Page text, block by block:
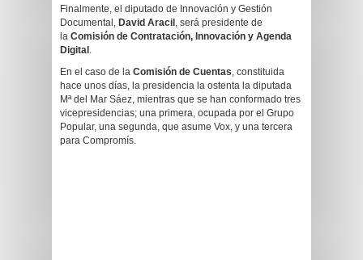
Finalmente, el diputado de Innovación y Gestión
Documental, David Aracil , será presidente de
la Comisión de Contratación, Innovación y Agenda
Digital .
En el caso de la Comisión de Cuentas, constituida
hace unos días, la presidencia la ostenta la diputada
Mª del Mar Sáez, mientras que se han conformado tres
vicepresidencias; una primera, ocupada por el Grupo
Popular, una segunda, que asume Vox, y una tercera
para Compromís.